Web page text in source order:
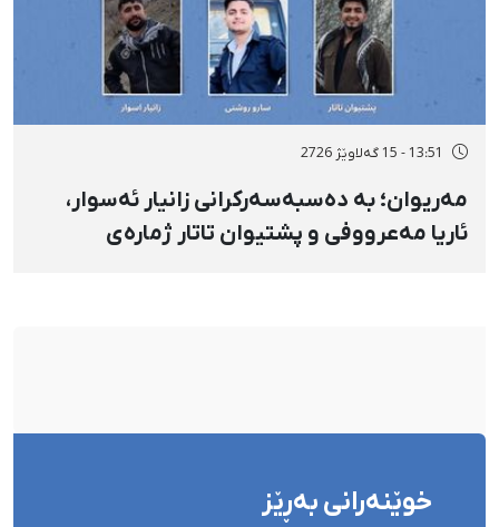
13:51 - 15 گەلاوێژ 2726
مەریوان؛ بە دەسبەسەرکرانی زانیار ئەسوار،
ئاریا مەعرووفی و پشتیوان تاتار ژمارەی
خوێنەرانی بەڕێز